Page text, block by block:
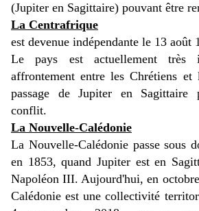
(Jupiter en Sagittaire) pouvant être
La Centrafrique
est devenue indépendante le 13 août
Le pays est actuellement très
affrontement entre les Chrétiens et
passage de Jupiter en Sagittaire
conflit.
La Nouvelle-Calédonie
La Nouvelle-Calédonie passe sous
en 1853, quand Jupiter est en
Napoléon III. Aujourd'hui, en
Calédonie est une collectivité